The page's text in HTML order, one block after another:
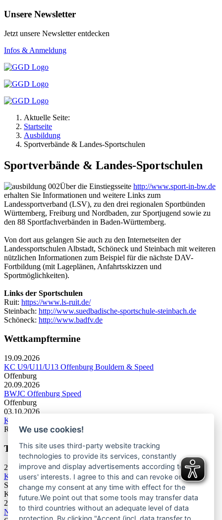
Unsere Newsletter
Jetzt unsere Newsletter entdecken
Infos & Anmeldung
Aktuelle Seite:
Startseite
Ausbildung
Sportverbände & Landes-Sportschulen
Sportverbände & Landes-Sportschulen
Über die Einstiegsseite http://www.sport-in-bw.de
erhalten Sie Informationen und weitere Links zum
Landessportverband (LSV), zu den drei regionalen Sportbünden
Württemberg, Freiburg und Nordbaden, zur Sportjugend sowie zu
den 88 Sportfachverbänden in Baden-Württemberg.
Von dort aus gelangen Sie auch zu den Internetseiten der
Landessportschulen Albstadt, Schöneck und Steinbach mit weiteren
nützlichen Informationen zum Beispiel für die nächste DAV-
Fortbildung (mit Lageplänen, Anfahrtsskizzen und
Sportmöglichkeiten).
Links der Sportschulen
Ruit: https://www.ls-ruit.de/
Steinbach: http://www.suedbadische-sportschule-steinbach.de
Schöneck: http://www.badfv.de
Wettkampftermine
19.09.2026
KC U9/U11/U13 Offenburg Bouldern & Speed
Offenburg
20.09.2026
BWJC Offenburg Speed
Offenburg
03.10.2026
KC U13 Rottweil Toprope & Speed
Rottweil
Termine Bergsport & Naturschutz
28.11.2026
Kletterforum 2026
Stuttgart
Kategorie: Tagung
25.06.2027
Naturschutztagung 2027
We use cookies!
This site uses third-party website tracking
technologies to provide its services, constantly
improve and display advertisements according to
users' interests. I agree to this and can revoke or
change my consent at any time with effect for the
future.We point out that some tools may transfer data
to third countries without an adequate level of data
protection. By clicking "Accept (incl. data transfer to